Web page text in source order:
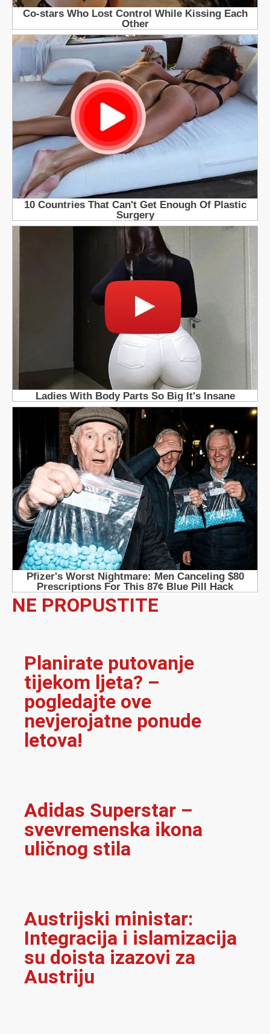
NE PROPUSTITE
Planirate putovanje
tijekom ljeta? –
pogledajte ove
nevjerojatne ponude
letova!
Adidas Superstar –
svevremenska ikona
uličnog stila
Austrijski ministar:
Integracija i islamizacija
su doista izazovi za
Austriju